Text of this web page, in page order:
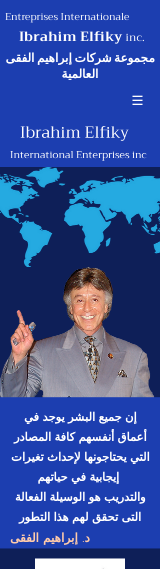
Entreprises Internationale
Ibrahim Elfikyinc.
مجموعة شركات إبراهيم الفقى
العالمية
Ibrahim Elfiky
International Enterprises inc
إن جميع البشر يوجد في
أعماق أنفسهم كافة المصادر
التي يحتاجونها لإحداث تغيرات
والتدريب هو الوسيلة الفعالة
التى تحقق لهم هذا التطور
د. إبراهيم الفقى